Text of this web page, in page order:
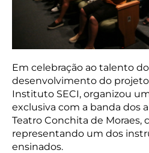
Em celebração ao talento
desenvolvimento do projeto
Instituto SECI, organizou
exclusiva com a banda dos
Teatro Conchita de Moraes,
representando um dos
ensinados.